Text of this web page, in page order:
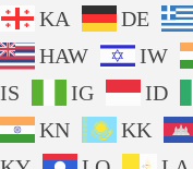
KA
DE
HAW
IW
IS
IG ID
KN
KK